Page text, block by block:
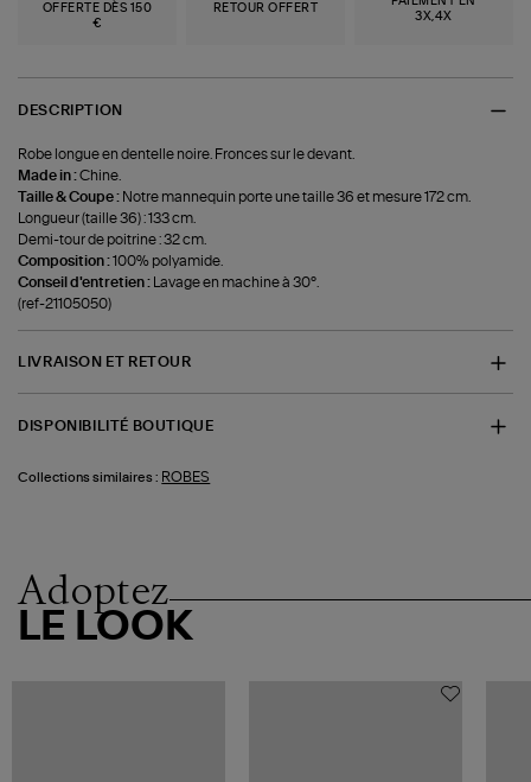
OFFERTE DÈS 150
€
RETOUR OFFERT
3X,4X
DESCRIPTION
Robe longue en dentelle noire. Fronces sur le devant.
Made in :Chine.
Taille & Coupe : Notre mannequin porte une taille 36 et mesure 172 cm.
Longueur (taille 36) : 133 cm.
Demi-tour de poitrine : 32 cm.
Composition :100% polyamide.
Conseil d'entretien :
Lavage en machine à 30°.
(ref-21105050)
LIVRAISON ET RETOUR
DISPONIBILITÉ BOUTIQUE
Collections similaires : ROBES
Adoptez
LE LOOK